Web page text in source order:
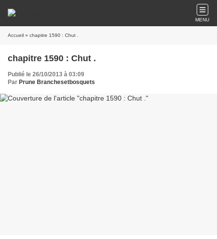
MENU
Accueil » chapitre 1590 : Chut .
chapitre 1590 : Chut .
Publié le 26/10/2013 à 03:09
Par Prune Branchesetbosquets